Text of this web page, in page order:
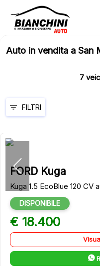
Auto in vendita a San
7
FILTRI
FORD Kuga
Kuga 1.5 EcoBlue 120 CV
DISPONIBILE
€ 18.400